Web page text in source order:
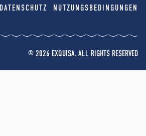
DATENSCHUTZ NUTZUNGSBEDINGUNGEN
© 2026 EXQUISA. ALL RIGHTS RESERVED